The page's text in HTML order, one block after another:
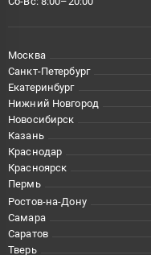
Москва
Санкт-Петербург
Екатеринбург
Нижний Новгород
Новосибирск
Казань
Краснодар
Красноярск
Пермь
Ростов-на-Дону
Самара
Саратов
Тверь